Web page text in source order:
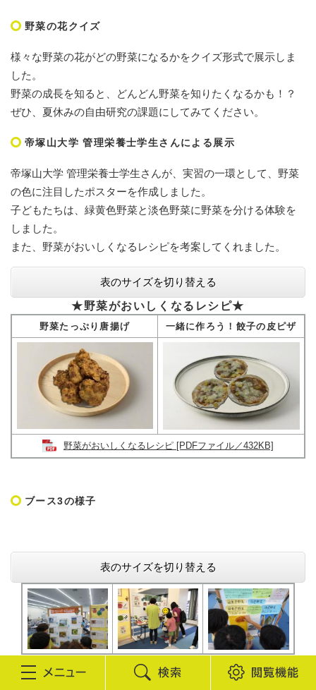
野菜の花クイズ
様々な野菜の花がどの野菜になるかをクイズ形式で展示しま
した。
野菜の成長を知ると、どんどん野菜を知りたくなるかも！？
ぜひ、夏休みの自由研究の課題にしてみてください。
帝塚山大学 管理栄養士学生さんによる展示
帝塚山大学 管理栄養士学生さんが、実習の一環として、野菜
の色に注目したポスターを作成しました。
子どもたちは、緑黄色野菜と淡色野菜に野菜を分ける体験を
しました。
また、野菜がおいしくなるレシピを考案してくれました。
表のサイズを切り替える
★野菜がおいしくなるレシピ★
野菜たっぷり唐揚げ 一緒に作ろう！餃子の皮ピザ
野菜がおいしくなるレシピ [PDFファイル／432KB]
ブース3の様子
表のサイズを切り替える